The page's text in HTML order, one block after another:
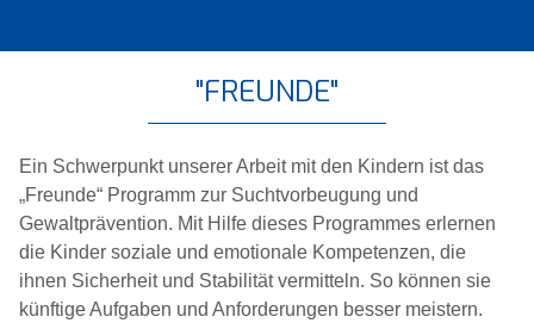
"FREUNDE"
Ein Schwerpunkt unserer Arbeit mit den Kindern ist das
„Freunde“ Programm zur Suchtvorbeugung und
Gewaltprävention. Mit Hilfe dieses Programmes erlernen
die Kinder soziale und emotionale Kompetenzen, die
ihnen Sicherheit und Stabilität vermitteln. So können sie
künftige Aufgaben und Anforderungen besser meistern.